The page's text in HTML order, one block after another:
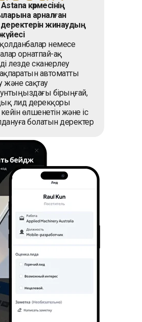
көрмесінің
арналған
жинаудың
немесе
орнатпай-ақ
лезде сканерлеу
автоматты
және сақтау
бірыңғай,
лид дерекқоры
өлшенетін және іс
болатын деректер